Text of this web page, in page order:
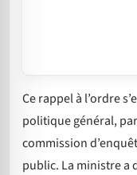
Ce rappel à l’ordre
politique général,
commission
public. La ministre a